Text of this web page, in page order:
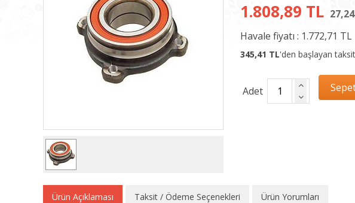
1.808,89 TL
Havale fiyatı : 1.772,71 TL
345,41 TL'den başlayan
Adet
Ürün Açıklaması Taksit / Ödeme Seçenekleri Ürün Yorumları